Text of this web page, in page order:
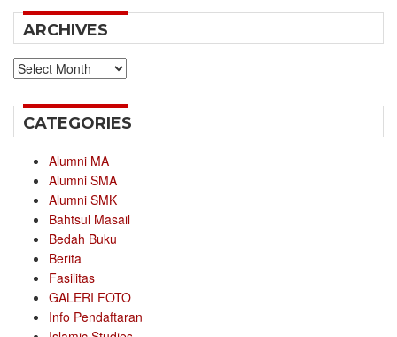
ARCHIVES
Archives
CATEGORIES
Alumni MA
Alumni SMA
Alumni SMK
Bahtsul Masail
Bedah Buku
Berita
Fasilitas
GALERI FOTO
Info Pendaftaran